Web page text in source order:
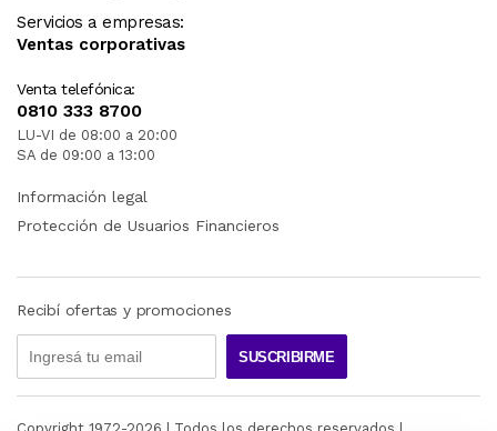
Servicios a empresas:
Ventas corporativas
Venta telefónica:
0810 333 8700
LU-VI de 08:00 a 20:00
SA de 09:00 a 13:00
Información legal
Protección de Usuarios Financieros
Recibí ofertas y promociones
SUSCRIBIRME